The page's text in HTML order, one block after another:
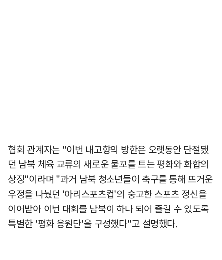
협회 관계자는 "이번 내고향의 방한은 오랫동안 단절됐
던 남북 체육 교류의 새로운 물꼬를 트는 평화와 화합의
상징"이라며 "과거 남북 청소년들이 축구를 통해 뜨거운
우정을 나눴던 '아리스포츠컵'의 숭고한 스포츠 정신을
이어받아 이번 대회를 남북이 하나 되어 즐길 수 있도록
특별한 '평화 응원단'을 구성했다"고 설명했다.